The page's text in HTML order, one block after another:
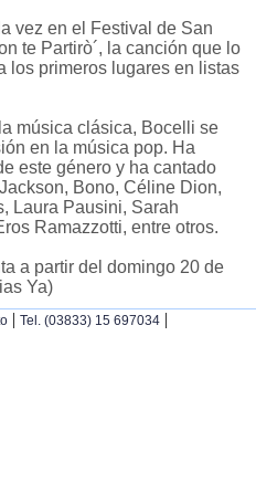
vez en el Festival de San
te Partirò´, la canción que lo
los primeros lugares en listas
música clásica, Bocelli se
en la música pop. Ha
este género y ha cantado
Bono, Céline Dion,
Laura Pausini, Sarah
Ramazzotti, entre otros.
a partir del domingo 20 de
Ya)
| Tel. (03833) 15 697034 |